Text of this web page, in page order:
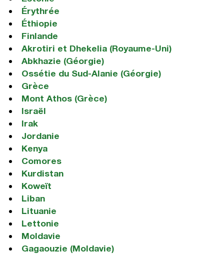
Érythrée
Éthiopie
Finlande
Akrotiri et Dhekelia (Royaume-Uni)
Abkhazie (Géorgie)
Ossétie du Sud-Alanie (Géorgie)
Grèce
Mont Athos (Grèce)
Israël
Irak
Jordanie
Kenya
Comores
Kurdistan
Koweït
Liban
Lituanie
Lettonie
Moldavie
Gagaouzie (Moldavie)